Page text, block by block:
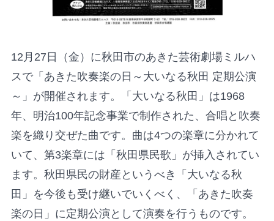
12月27日（金）に秋田市のあきた芸術劇場ミルハ
スで「あきた吹奏楽の日～大いなる秋田 定期公演
～」が開催されます。「大いなる秋田」は1968
年、明治100年記念事業で制作された、合唱と吹奏
楽を織り交ぜた曲です。曲は4つの楽章に分かれて
いて、第3楽章には「秋田県民歌」が挿入されてい
ます。秋田県民の財産というべき「大いなる秋
田」を今後も受け継いでいくべく、「あきた吹奏
楽の日」に定期公演として演奏を行うものです。